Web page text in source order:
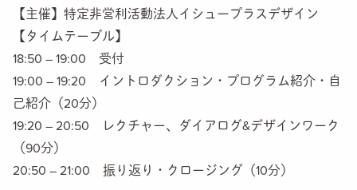
【主催】特定非営利活動法人イシュープラスデザイン
【タイムテーブル】
18:50 – 19:00 受付
19:00 – 19:20 イントロダクション・プログラム紹介・自
己紹介（20分）
19:20 – 20:50 レクチャー、ダイアログ&デザインワーク
（90分）
20:50 – 21:00 振り返り・クロージング（10分）